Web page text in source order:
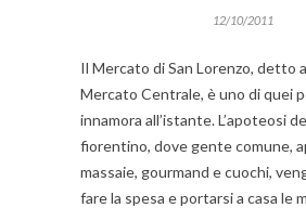
12/10/2011
Il Mercato di San Lorenzo, detto
Mercato Centrale, è uno di quei
innamora all’istante. L’apoteosi
fiorentino, dove gente comune,
massaie, gourmand e cuochi,
fare la spesa e portarsi a casa le